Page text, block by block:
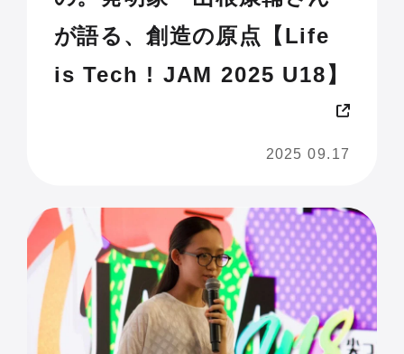
が語る、創造の原点【Life
is Tech ! JAM 2025 U18】
2025 09.17